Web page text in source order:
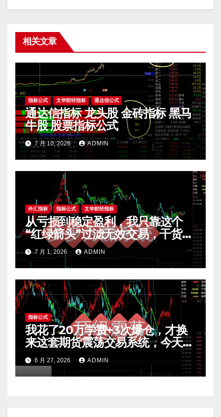
相关文章
指标公式 文华财经指标 通达信公式
通达信指标 龙头股 金砖指标 黑马
牛股 股票指标公式
7 月 10, 2026 ADMIN
外汇指标 指标公式 文华财经指标
从亏损到稳定盈利，我只靠这个
“红绿箭头”过滤无效交易，干货全
公开 mt4指标
7 月 1, 2026 ADMIN
指标公式
我花了20万学费+3次爆仓，才换
来这套期货震荡交易系统，今天免
费公开核心逻辑
6 月 27, 2026 ADMIN